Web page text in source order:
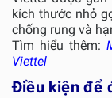
kích thước nhỏ
chống rung và
Tìm hiểu thêm:
Viettel
Điều kiện để